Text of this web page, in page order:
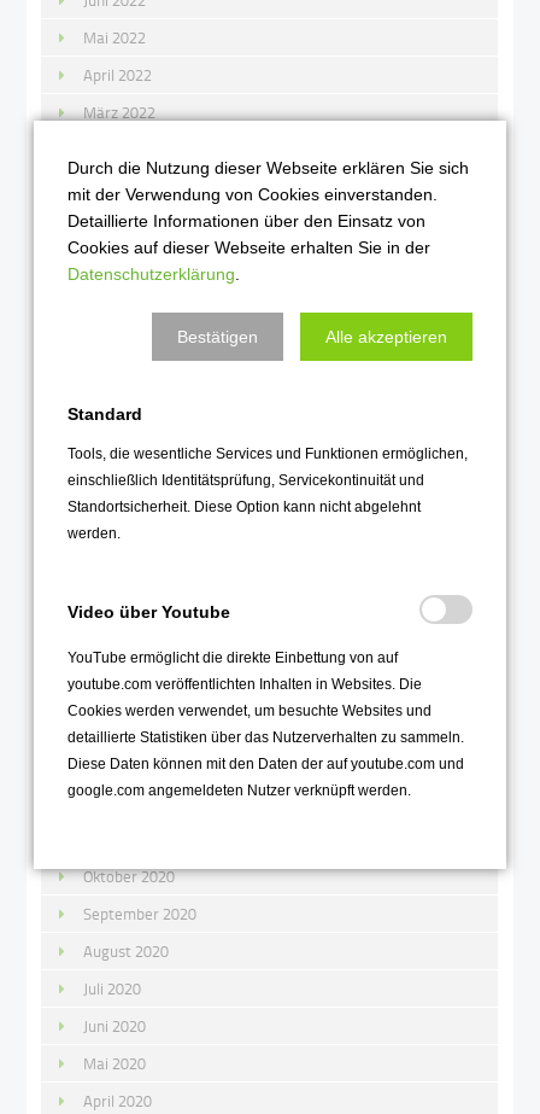
Mai 2022
April 2022
März 2022
Januar 2022
2021
November 2021
Oktober 2021
Juli 2021
Juni 2021
März 2021
Februar 2021
Januar 2021
2020
Dezember 2020
Oktober 2020
September 2020
August 2020
Juli 2020
Juni 2020
Mai 2020
April 2020
Durch die Nutzung dieser Webseite erklären Sie sich
mit der Verwendung von Cookies einverstanden.
Detaillierte Informationen über den Einsatz von
Cookies auf dieser Webseite erhalten Sie in der
Datenschutzerklärung
Bestätigen Alle akzeptieren
Standard
Tools, die wesentliche Services und Funktionen ermöglichen,
einschließlich Identitätsprüfung, Servicekontinuität und
Standortsicherheit. Diese Option kann nicht abgelehnt
werden.
Video über Youtube
YouTube ermöglicht die direkte Einbettung von auf
youtube.com veröffentlichten Inhalten in Websites. Die
Cookies werden verwendet, um besuchte Websites und
detaillierte Statistiken über das Nutzerverhalten zu sammeln.
Diese Daten können mit den Daten der auf youtube.com und
google.com angemeldeten Nutzer verknüpft werden.